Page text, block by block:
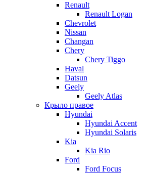
Renault
Renault Logan
Chevrolet
Nissan
Changan
Chery
Chery Tiggo
Haval
Datsun
Geely
Geely Atlas
Крыло правое
Hyundai
Hyundai Accent
Hyundai Solaris
Kia
Kia Rio
Ford
Ford Focus